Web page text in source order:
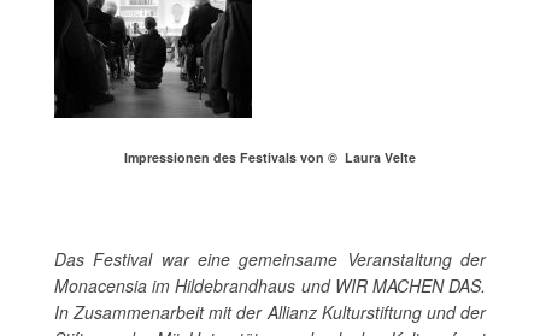
Impressionen des Festivals von © Laura Velte
Das Festival war eine gemeinsame Veranstaltung der
Monacensia im Hildebrandhaus und WIR MACHEN DAS.
In Zusammenarbeit mit der Allianz Kulturstiftung und der